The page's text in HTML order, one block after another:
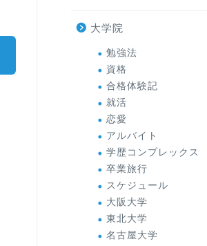
大学院
勉強法
資格
合格体験記
就活
恋愛
アルバイト
学歴コンプレックス
卒業旅行
スケジュール
大阪大学
東北大学
名古屋大学